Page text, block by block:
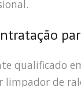
qualificado
limpador de